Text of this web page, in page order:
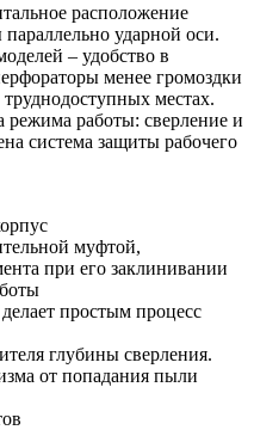
расположение
ударной оси.
– удобство в
менее громоздки
местах.
работы: сверление и
система защиты рабочего
муфтой,
при его заклинивании
простым процесс
глубины сверления.
от попадания пыли